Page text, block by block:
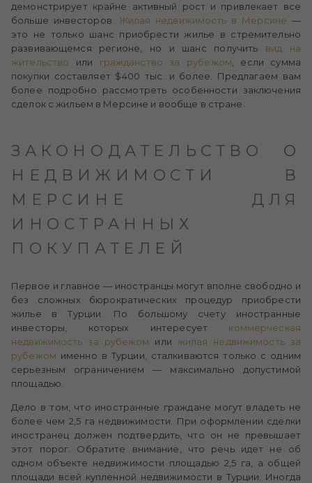
демонстрирует крайне активный рост и привлекает все
больше инвесторов. Жилая недвижимость в Мерсине —
это не только шанс приобрести жилье в стремительно
развивающемся регионе, но и шанс получить вид на
жительство или гражданство за рубежом , если сумма
покупки составляет $400 тыс. и более. Предлагаем вам
более подробно рассмотреть особенности заключения
сделок с жильем в Мерсине и вообще в стране.
ЗАКОНОДАТЕЛЬСТВО О
НЕДВИЖИМОСТИ В
МЕРСИНЕ ДЛЯ
ИНОСТРАННЫХ
ПОКУПАТЕЛЕЙ
Первое и главное — иностранцы могут вполне свободно и
без сложных бюрократических процедур приобрести
жилье в Турции. По большому счету иностранные
инвесторы, которых интересует коммерческая
недвижимость за рубежом или жилая недвижимость за
рубежом именно в Турции, сталкиваются только с одним
серьезным ограничением — максимально допустимой
площадью.
Дело в том, что иностранные граждане могут владеть не
более чем 2,5 га недвижимости. При оформлении сделки
иностранец должен подтвердить, что он не превышает
этот порог. Обратите внимание, что речь идет не об
одном объекте недвижимости площадью 2,5 га, а общей
площади всей купленной недвижимости в Турции. Иногда